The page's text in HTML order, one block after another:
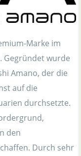
Marke im
Gegründet wurde
Amano, der die
auf die
durchsetzte.
den
Durch sehr